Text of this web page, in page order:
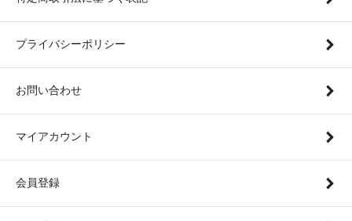
プライバシーポリシー
お問い合わせ
マイアカウント
会員登録